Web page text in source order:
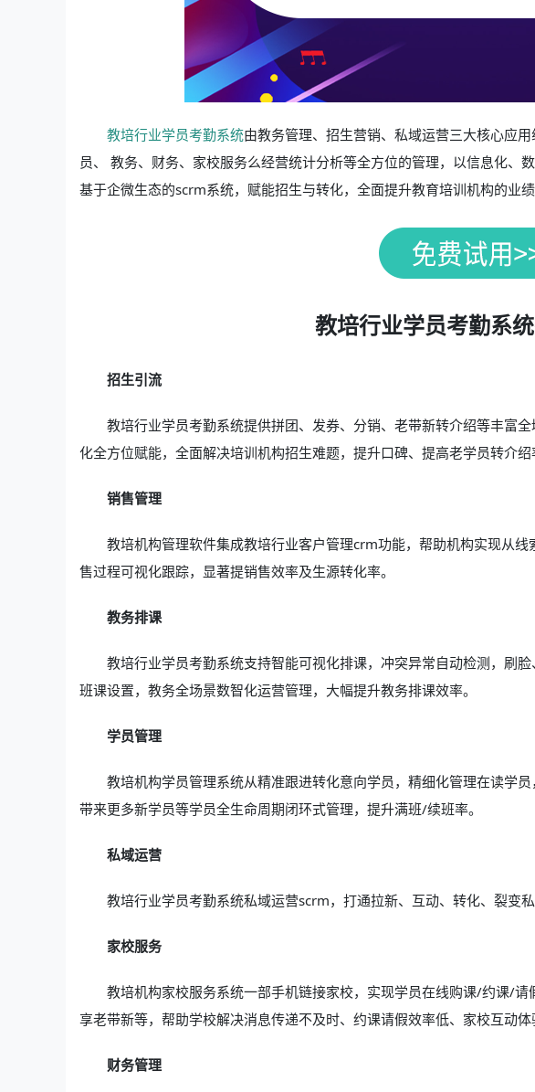
教培行业学员考勤系统由教务管理、招生营销、私域运营三大核心应
员、 教务、财务、家校服务么经营统计分析等全方位的管理，以信息化、
基于企微生态的scrm系统，赋能招生与转化，全面提升教育培训机构的业绩
教培行业学员考勤系
招生引流
教培行业学员考勤系统提供拼团、发券、分销、老带新转介绍等丰富
化全方位赋能，全面解决培训机构招生难题，提升口碑、提高老学员转介绍
销售管理
教培机构管理软件集成教培行业客户管理crm功能，帮助机构实现从
售过程可视化跟踪，显著提销售效率及生源转化率。
教务排课
教培行业学员考勤系统支持智能可视化排课，冲突异常自动检测，刷
班课设置，教务全场景数智化运营管理，大幅提升教务排课效率。
学员管理
教培机构学员管理系统从精准跟进转化意向学员，精细化管理在读学
带来更多新学员等学员全生命周期闭环式管理，提升满班/续班率。
私域运营
教培行业学员考勤系统私域运营scrm，打通拉新、互动、转化、裂变
家校服务
教培机构家校服务系统一部手机链接家校，实现学员在线购课/约课/
享老带新等，帮助学校解决消息传递不及时、约课请假效率低、家校互动
财务管理